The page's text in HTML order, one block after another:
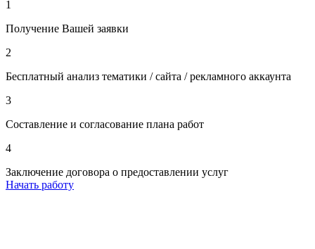
1
Получение Вашей заявки
2
Бесплатный анализ тематики / сайта / рекламного аккаунта
3
Составление и согласование плана работ
4
Заключение договора о предоставлении услуг
Начать работу